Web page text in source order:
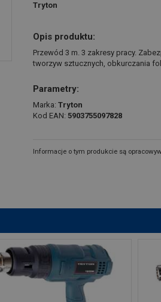
Tryton
Opis produktu:
Przewód 3 m. 3 zakresy pracy.
tworzyw sztucznych, obkurczania
Parametry:
Marka: Tryton
Kod EAN: 5903755097828
Informacje o tym produkcie są